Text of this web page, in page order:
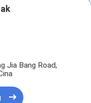
Jia Bang Road,